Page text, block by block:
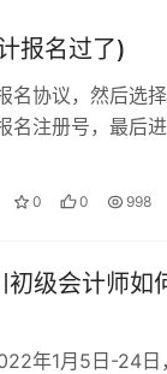
计师刚考完不到一
,不得报名参加注
阶段考试合格证并
计师综合阶段考
报名过了)
名协议，然后选
名注册号，最后进
0 0 998
级会计师如
年1月5日-24日，